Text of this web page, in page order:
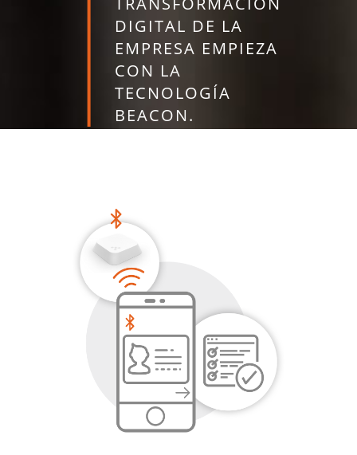
DIGITAL DE LA
EMPRESA EMPIEZA
CON LA
TECNOLOGÍA
BEACON.